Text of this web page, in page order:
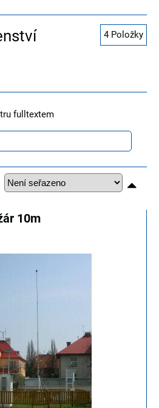
4 Položky
fulltextem
10m